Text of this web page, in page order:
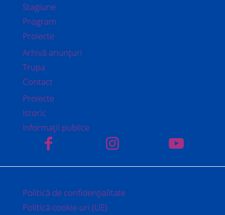
Stagiune
Program
Proiecte
Arhivă anunțuri
Trupa
Contact
Proiecte
Istoric
Informații publice
Politică de confidențialitate
Politică cookie-uri (UE)